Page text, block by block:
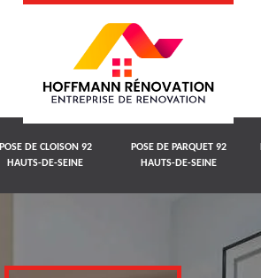
POSE DE CLOISON 92
HAUTS-DE-SEINE
POSE DE PARQUET 92
HAUTS-DE-SEINE